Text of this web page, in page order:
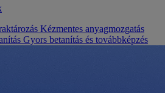
Kézmentes anyagmozgatás
Gyors betanítás és továbbképzés